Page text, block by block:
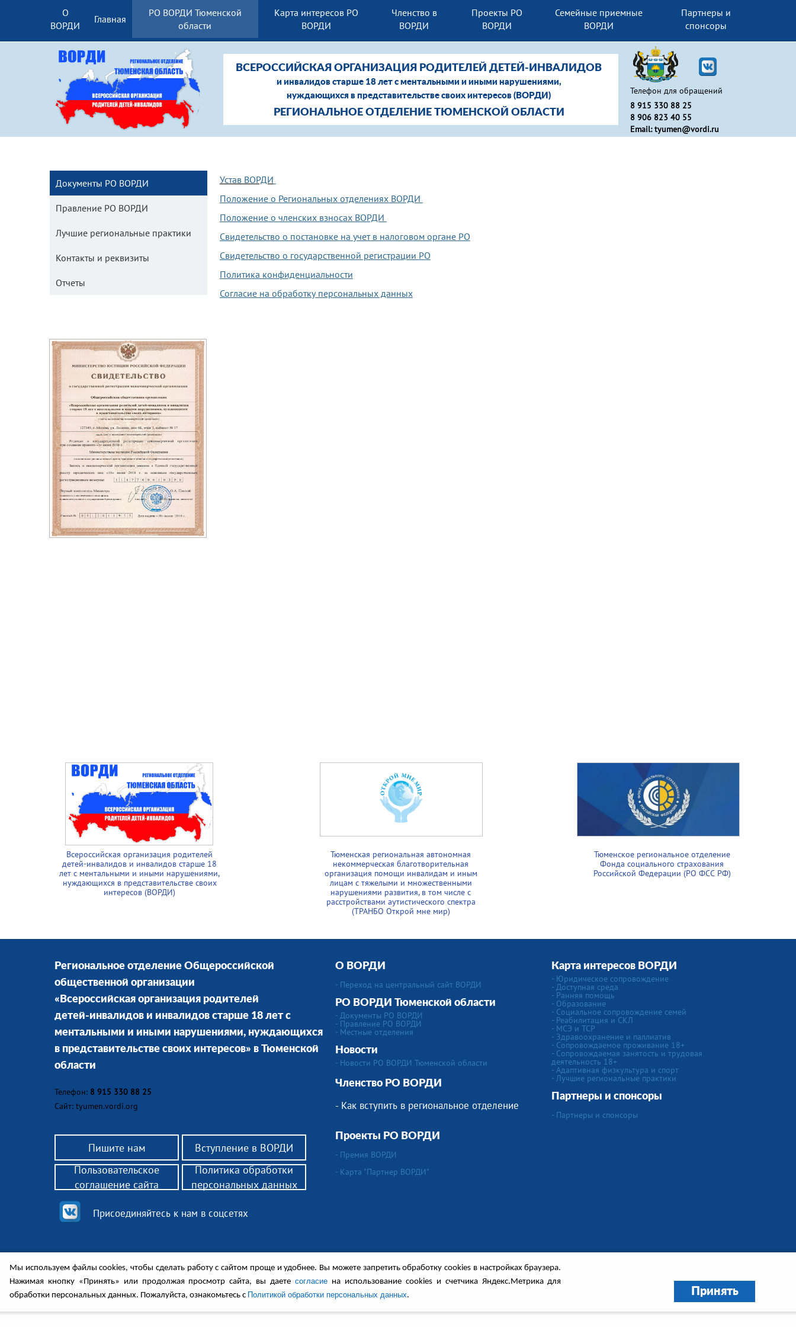
О
ВОРДИ
Главная
РО ВОРДИ Тюменской
области
Карта интересов РО
ВОРДИ
Членство в
ВОРДИ
Проекты РО
ВОРДИ
Семейные приемные
ВОРДИ
Партнеры и
спонсоры
Телефон для обращений
8 915 330 88 25
8 906 823 40 55
Email: tyumen@vordi.ru
ВСЕРОССИЙСКАЯ ОРГАНИЗАЦИЯ РОДИТЕЛЕЙ ДЕТЕЙ-ИНВАЛИДОВ
и инвалидов старше 18 лет с ментальными и иными нарушениями,
нуждающихся в представительстве своих интересов (ВОРДИ)
РЕГИОНАЛЬНОЕ ОТДЕЛЕНИЕ ТЮМЕНСКОЙ ОБЛАСТИ
Документы РО ВОРДИ
Правление РО ВОРДИ
Лучшие региональные практики
Контакты и реквизиты
Отчеты
Устав ВОРДИ
Положение о Региональных отделениях ВОРДИ
Положение о членских взносах ВОРДИ
Свидетельство о постановке на учет в налоговом органе РО
Свидетельство о государственной регистрации РО
Политика конфиденциальности
Согласие на обработку персональных данных
Всероссийская организация родителей
детей-инвалидов и инвалидов старше 18
лет с ментальными и иными нарушениями,
нуждающихся в представительстве своих
интересов (ВОРДИ)
Тюменская региональная автономная
некоммерческая благотворительная
организация помощи инвалидам и иным
лицам с тяжелыми и множественными
нарушениями развития, в том числе с
расстройствами аутистического спектра
(ТРАНБО Открой мне мир)
Тюменское региональное отделение
Фонда социального страхования
Российской Федерации (РО ФСС РФ)
Региональное отделение Общероссийской
общественной организации
«Всероссийская организация родителей
детей-инвалидов и инвалидов старше 18 лет с
ментальными и иными нарушениями, нуждающихся
в представительстве своих интересов» в Тюменской
области
Телефон: 8 915 330 88 25
Сайт: tyumen.vordi.org
Пишите нам Вступление в ВОРДИ
© 2018 РО ВОРДИ Тюменской области— помощь родителям детей-инвалидов,
законным представителям инвалидов 18+, нуждающихся в сопровождении.
Законодательство, поддержка, консультации, общественные обсуждения и другие материалы.
Создание сайта"IVEX"
CMS Smart Engine v.4
О ВОРДИ
- Переход на центральный сайт ВОРДИ
РО ВОРДИ Тюменской области
- Документы РО ВОРДИ
- Правление РО ВОРДИ
- Местные отделения
Новости
- Новости РО ВОРДИ Тюменской области
Членство РО ВОРДИ
- Как вступить в региональное отделение
Проекты РО ВОРДИ
- Премия ВОРДИ
- Карта "Партнер ВОРДИ"
Карта интересов ВОРДИ
- Юридическое сопровождение
- Доступная среда
- Ранняя помощь
- Образование
- Социальное сопровождение семей
- Реабилитация и СКЛ
- МСЭ и ТСР
- Здравоохранение и паллиатив
- Сопровождаемое проживание 18+
- Сопровождаемая занятость и трудовая
деятельность 18+
- Адаптивная физкультура и спорт
- Лучшие региональные практики
Партнеры и спонсоры
- Партнеры и спонсоры
Присоединяйтесь к нам в соцсетях
Пользовательское
соглашение сайта
Политика обработки
персональных данных
Мы используем файлы cookies, чтобы сделать работу с сайтом проще и удобнее. Вы можете запретить обработку сookies в настройках браузера.
Нажимая кнопку «Принять» или продолжая просмотр сайта, вы даетесогласие на использование cookies и счетчика Яндекс.Метрика для
обработки персональных данных. Пожалуйста, ознакомьтесь с Политикой обработки персональных данных. Принять